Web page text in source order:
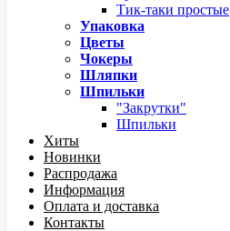
Тик-таки простые
Упаковка
Цветы
Чокеры
Шляпки
Шпильки
"Закрутки"
Шпильки
Хиты
Новинки
Распродажа
Информация
Оплата и доставка
Контакты